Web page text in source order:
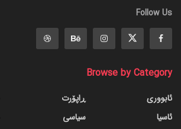
Follow Us
Browse by Category
ئابووری
ئاسیا
ڕاپۆرت
سیاسی